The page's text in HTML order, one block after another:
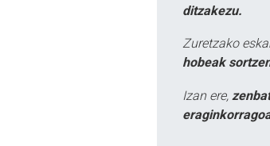
ditzakezu.
Zuretzako
hobeak
Izan ere,